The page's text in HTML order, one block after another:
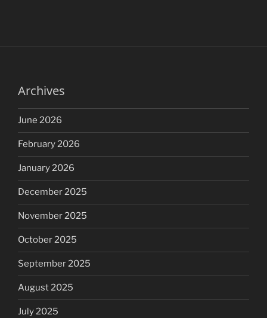
Archives
June 2026
February 2026
January 2026
December 2025
November 2025
October 2025
September 2025
August 2025
July 2025